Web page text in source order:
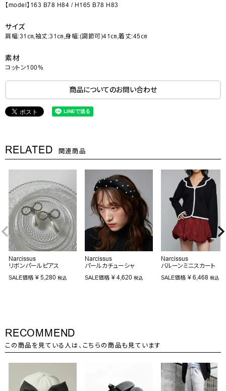
【model】163 B78 H84 / H165 B78 H83
サイズ
肩幅:31㎝,袖丈:31㎝,身幅:(調節可)41㎝,着丈:45㎝
素材
コットン100%
商品についてのお問い合わせ
RELATED 関連商品
Narcissus
リボンパールピアス
SALE価格 ¥ 5,280 税込
Narcissus
パールカチューシャ
SALE価格 ¥ 4,620 税込
Narcissus
バルーンミニスカート
SALE価格 ¥ 6,468 税込
RECOMMEND
この商品を見ている人は、こちらの商品も見ています